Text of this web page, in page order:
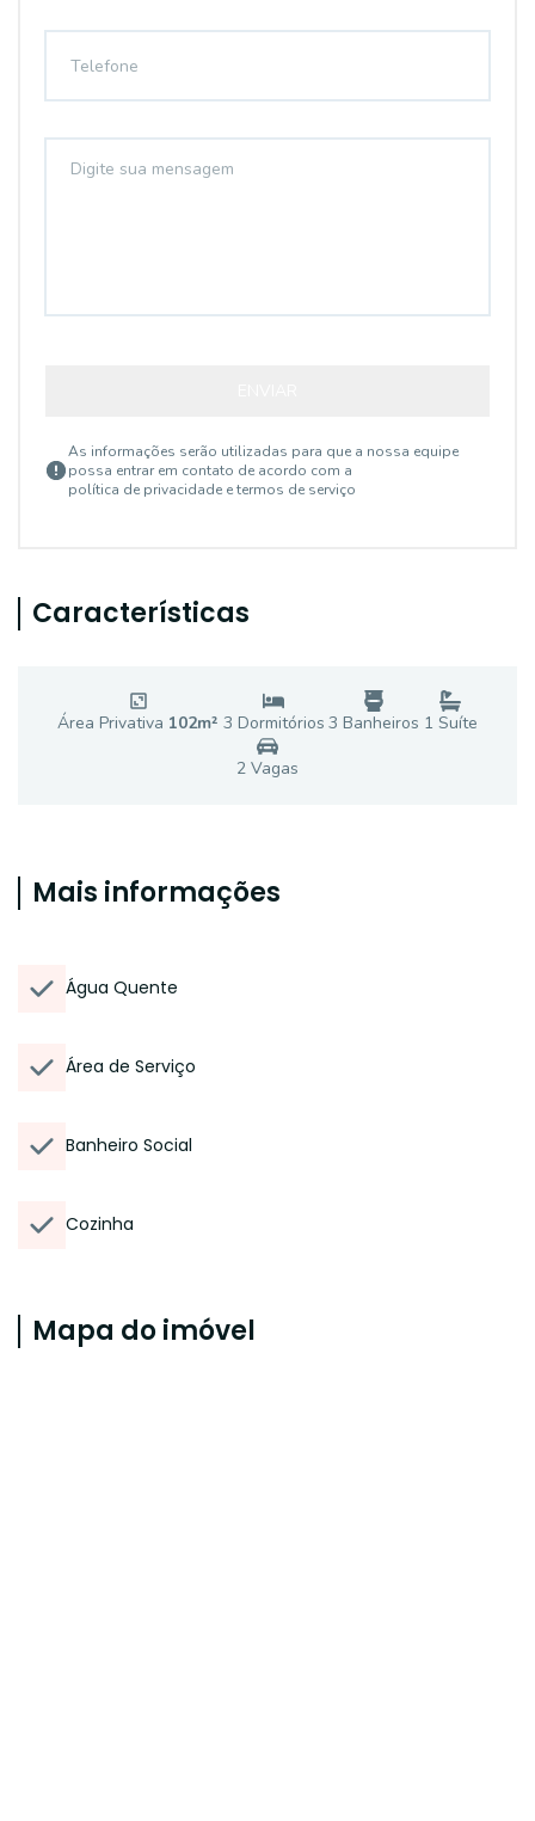
As informações serão utilizadas para que a nossa equipe
possa entrar em contato de acordo com a
política de privacidade e termos de serviço
Características
Área Privativa 102m² 3 Dormitórios 3 Banheiros 1 Suíte
2 Vagas
Mais informações
Água Quente
Área de Serviço
Banheiro Social
Cozinha
Mapa do imóvel